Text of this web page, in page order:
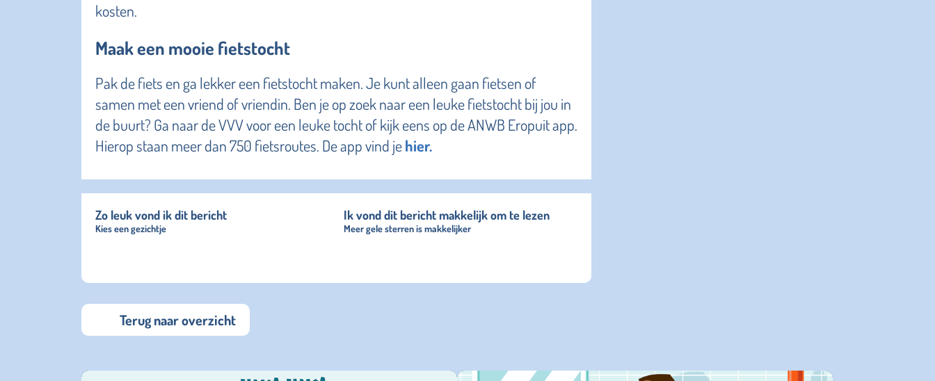
kosten.
Maak een mooie fietstocht
Pak de fiets en ga lekker een fietstocht maken. Je kunt alleen gaan fietsen of
samen met een vriend of vriendin. Ben je op zoek naar een leuke fietstocht bij jou in
de buurt? Ga naar de VVV voor een leuke tocht of kijk eens op de ANWB Eropuit app.
Hierop staan meer dan 750 fietsroutes. De app vind jehier.
Zo leuk vond ik dit bericht
Kies een gezichtje
Ik vond dit bericht makkelijk om te lezen
Meer gele sterren is makkelijker
Terug naar overzicht